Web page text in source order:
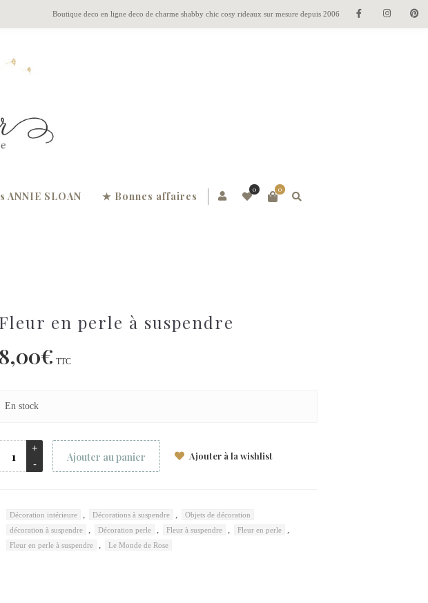
Boutique deco en ligne deco de charme shabby chic cosy rideaux sur mesure depuis 2006
0
0
SLOAN ★ Bonnes affaires
Fleur en perle à suspendre
8,00€ TTC
En stock
Ajouter au panier Ajouter à la wishlist
Décoration intérieure , Décorations à suspendre ,
Objets de décoration
décoration à suspendre
, Décoration perle , Fleur à suspendre , Fleur en perle ,
Fleur en perle à suspendre , Le Monde de Rose